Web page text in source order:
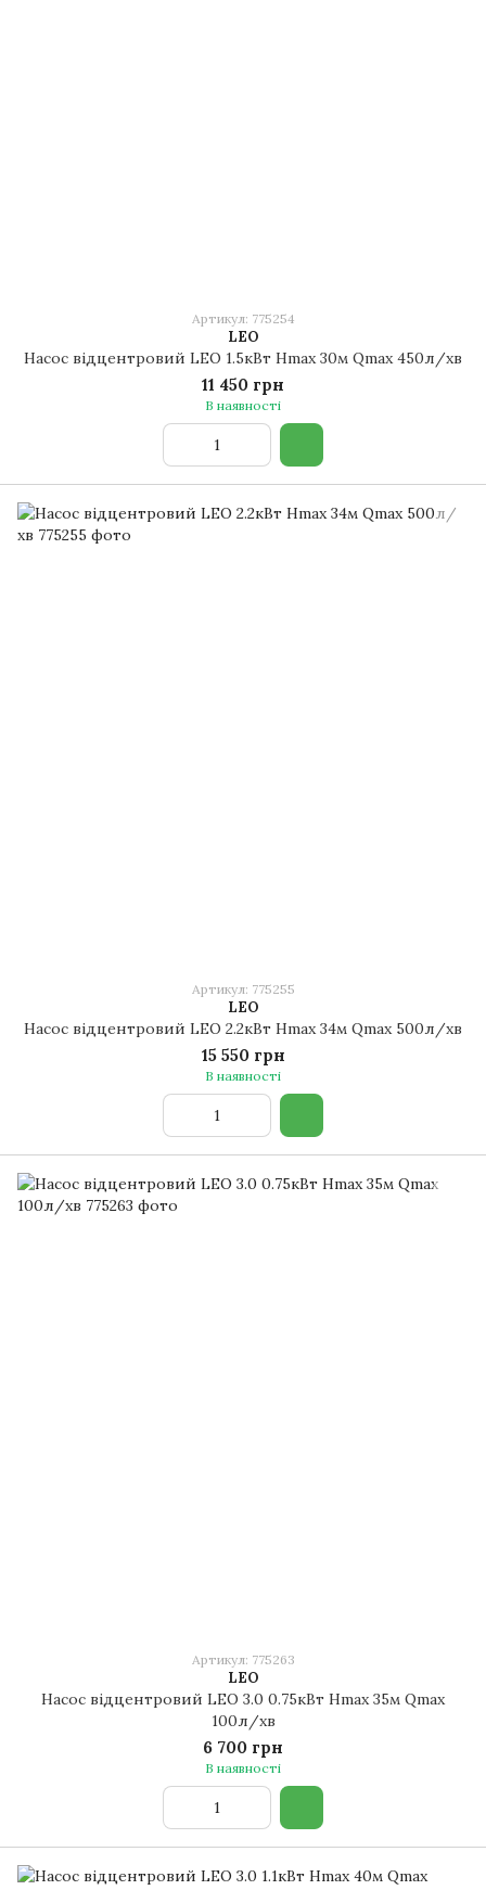
Артикул: 775254
LEO
Насос відцентровий LEO 1.5кВт Hmax 30м Qmax 450л/хв
11 450 грн
В наявності
Артикул: 775255
LEO
Насос відцентровий LEO 2.2кВт Hmax 34м Qmax 500л/хв
15 550 грн
В наявності
Артикул: 775263
LEO
Насос відцентровий LEO 3.0 0.75кВт Hmax 35м Qmax
100л/хв
6 700 грн
В наявності